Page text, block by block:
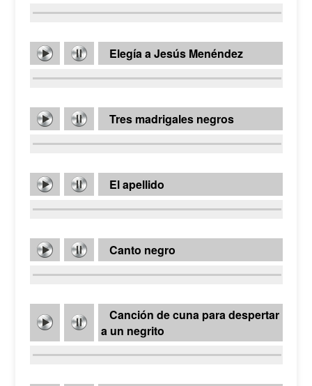
Elegía a Jesús Menéndez
Tres madrigales negros
El apellido
Canto negro
Canción de cuna para despertar
a un negrito